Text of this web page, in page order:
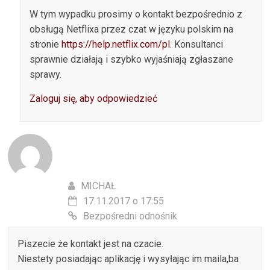
W tym wypadku prosimy o kontakt bezpośrednio z
obsługą Netflixa przez czat w języku polskim na
stronie https://help.netflix.com/pl. Konsultanci
sprawnie działają i szybko wyjaśniają zgłaszane
sprawy.
Zaloguj się, aby odpowiedzieć
MICHAŁ
17.11.2017 o 17:55
Bezpośredni odnośnik
Piszecie że kontakt jest na czacie.
Niestety posiadając aplikację i wysyłając im maila,ba